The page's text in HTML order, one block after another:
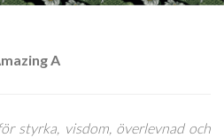
A
styrka, visdom, överlevnad och